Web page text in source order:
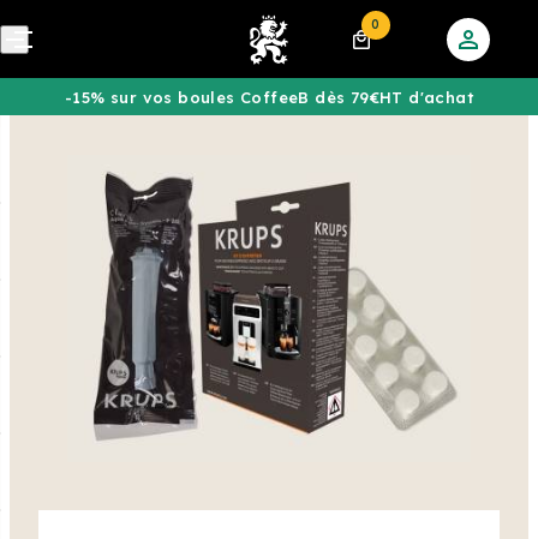
0
-15% sur vos boules CoffeeB dès 79€HT d'achat